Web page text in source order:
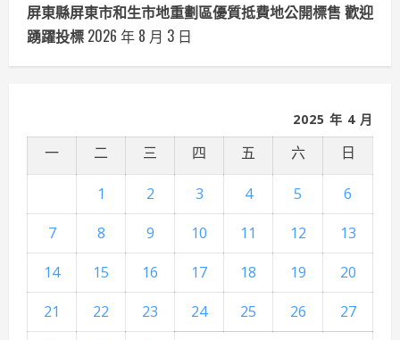
屏東縣屏東市和生市地重劃區優質抵費地公開標售 歡迎
踴躍投標 2026 年 8 月 3 日
2025 年 4 月
一 二 三 四 五 六 日
1 2 3 4 5
6
7
8 9 10 11 12
13
14
15 16 17 18 19
20
21
22 23 24 25 26
27